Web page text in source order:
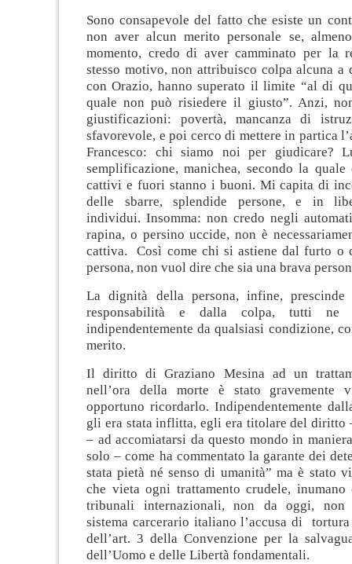
Sono consapevole del fatto che esiste un
non aver alcun merito personale se,
momento, credo di aver camminato per la
stesso motivo, non attribuisco colpa alcuna a
con Orazio, hanno superato il limite “al di
quale non può risiedere il giusto”. Anzi,
giustificazioni: povertà, mancanza di
sfavorevole, e poi cerco di mettere in partica
Francesco: chi siamo noi per giudicare?
semplificazione, manichea, secondo la
cattivi e fuori stanno i buoni. Mi capita di
delle sbarre, splendide persone, e in
individui. Insomma: non credo negli
rapina, o persino uccide, non è
cattiva. Così come chi si astiene dal furto o
persona, non vuol dire che sia una brava
La dignità della persona, infine,
responsabilità e dalla colpa, tutti ne
indipendentemente da qualsiasi condizione,
merito.
Il diritto di Graziano Mesina ad un
nell’ora della morte è stato gravemente
opportuno ricordarlo. Indipendentemente
gli era stata inflitta, egli era titolare del diritto
– ad accomiatarsi da questo mondo in
solo – come ha commentato la garante dei
stata pietà né senso di umanità” ma è stato
che vieta ogni trattamento crudele, inumano
tribunali internazionali, non da oggi, non
sistema carcerario italiano l’accusa di
dell’art. 3 della Convenzione per la
dell’Uomo e delle Libertà fondamentali.